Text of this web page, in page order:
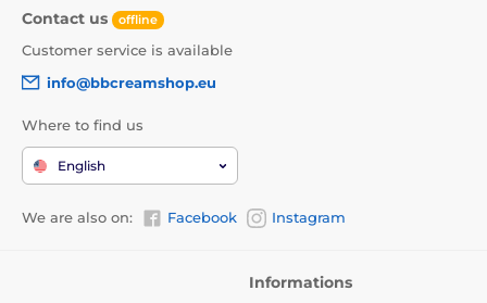
Contact us offline
Customer service is available
info@bbcreamshop.eu
Where to find us
English
We are also on: Facebook Instagram
Informations